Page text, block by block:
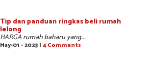
Tip dan panduan ringkas beli rumah
lelong
HARGA rumah baharu yang...
May-01 - 2023 | 4 Comments